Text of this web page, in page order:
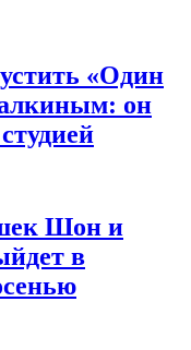
«Один
он
Шон и
в